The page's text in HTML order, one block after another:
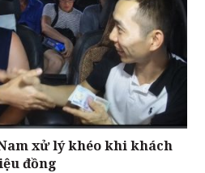
xử lý khéo khi khách
đồng